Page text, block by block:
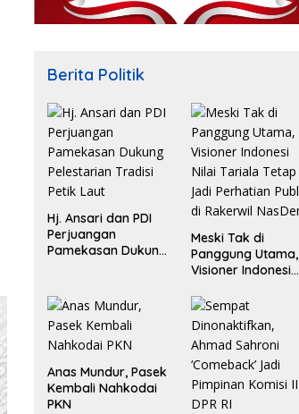
Berita Politik
Hj. Ansari dan PDI
Perjuangan
Pamekasan Dukung
Meski Tak di
Panggung Utama,
Visioner Indonesi
Jadi Perhatian
Publik di Rakerwil
NasDem
Anas Mundur, Pasek
Kembali Nahkodai
PKN